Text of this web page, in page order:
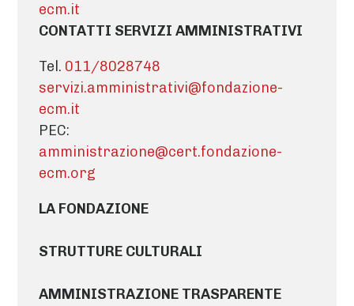
ecm.it
CONTATTI SERVIZI AMMINISTRATIVI
Tel. 011/8028748
servizi.amministrativi@fondazione-
ecm.it
PEC:
amministrazione@cert.fondazione-
ecm.org
LA FONDAZIONE
STRUTTURE CULTURALI
AMMINISTRAZIONE TRASPARENTE